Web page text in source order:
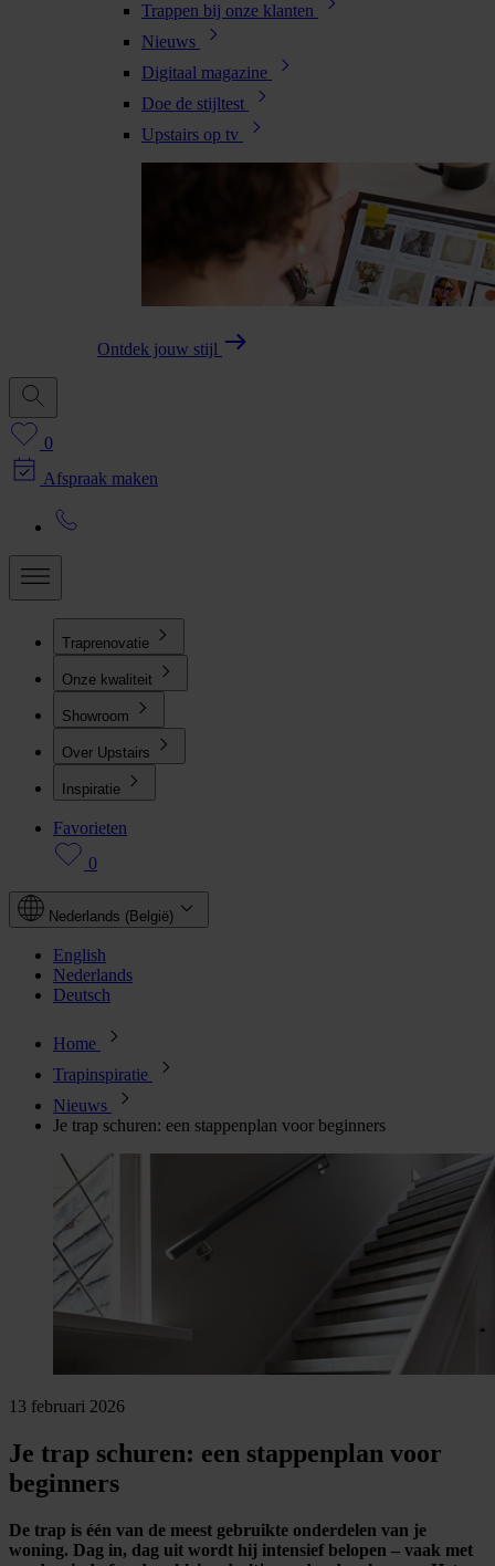
Trappen bij onze klanten
Nieuws
Digitaal magazine
Doe de stijltest
Upstairs op tv
Ontdek jouw stijl
0
Afspraak maken
Traprenovatie
Onze kwaliteit
Showroom
Over Upstairs
Inspiratie
Favorieten
0
Nederlands (België)
English
Nederlands
Deutsch
Home
Trapinspiratie
Nieuws
Je trap schuren: een stappenplan voor beginners
13 februari 2026
Je trap schuren: een stappenplan voor
beginners
De trap is één van de meest gebruikte onderdelen van je
woning. Dag in, dag uit wordt hij intensief belopen – vaak met